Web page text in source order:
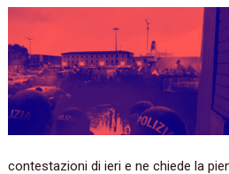
contestazioni di ieri e ne chiede la